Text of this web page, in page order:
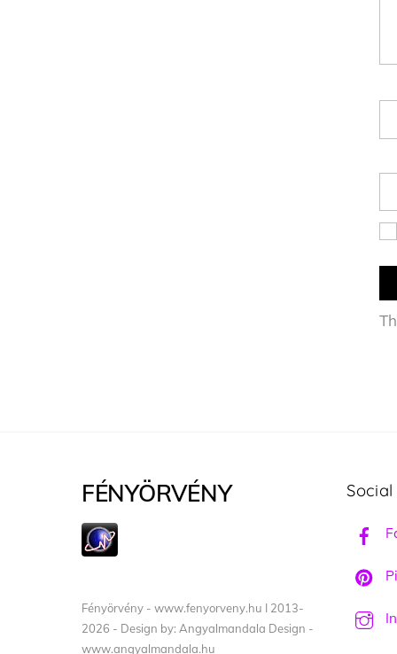
FÉNYÖRVÉNY
Fényörvény - www.fenyorveny.hu I 2013-
2026 - Design by: Angyalmandala Design -
www.angyalmandala.hu
Social